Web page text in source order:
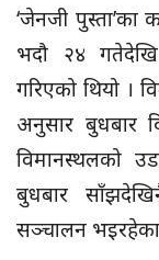
‘जेनजी पुस्ता’का
भदौ २४ गतेदेखि
गरिएको थियो ।
अनुसार बुधबार
विमानस्थलको
बुधबार
सञ्चालन